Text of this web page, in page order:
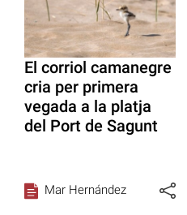
El corriol camanegre
cria per primera
vegada a la platja
del Port de Sagunt
Mar Hernández